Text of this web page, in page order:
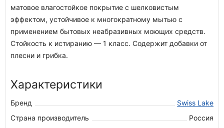
матовое влагостойкое покрытие с шелковистым
эффектом, устойчивое к многократному мытью с
применением бытовых неабразивных моющих средств.
Стойкость к истиранию — 1 класс. Содержит добавки от
плесни и грибка.
Характеристики
Бренд
Swiss Lake
Страна производитель
Россия